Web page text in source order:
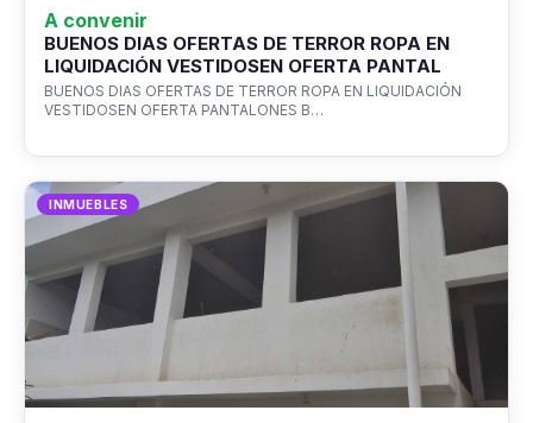
A convenir
BUENOS DIAS OFERTAS DE TERROR ROPA EN
LIQUIDACIÓN VESTIDOSEN OFERTA PANTAL
BUENOS DIAS OFERTAS DE TERROR ROPA EN LIQUIDACIÓN
VESTIDOSEN OFERTA PANTALONES B…
INMUEBLES